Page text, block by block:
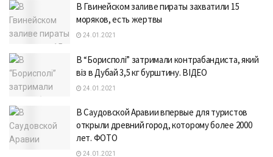
В Гвинейском заливе пираты захватили 15
моряков, есть жертвы
24.01.2021
В “Борисполі” затримали контрабандиста, який
віз в Дубай 3,5 кг бурштину. ВІДЕО
24.01.2021
В Саудовской Аравии впервые для туристов
открыли древний город, которому более 2000
лет. ФОТО
24.01.2021